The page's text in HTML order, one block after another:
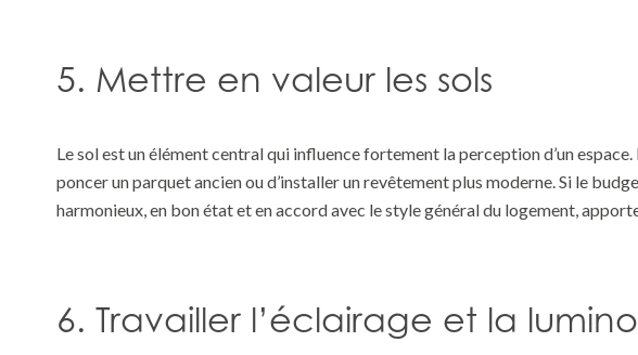
5. Mettre en valeur les sols
Le sol est un élément central qui influence fortement la perception d’un
poncer un parquet ancien ou d’installer un revêtement plus moderne. Si le
harmonieux, en bon état et en accord avec le style général du logement,
6. Travailler l’éclairage et la